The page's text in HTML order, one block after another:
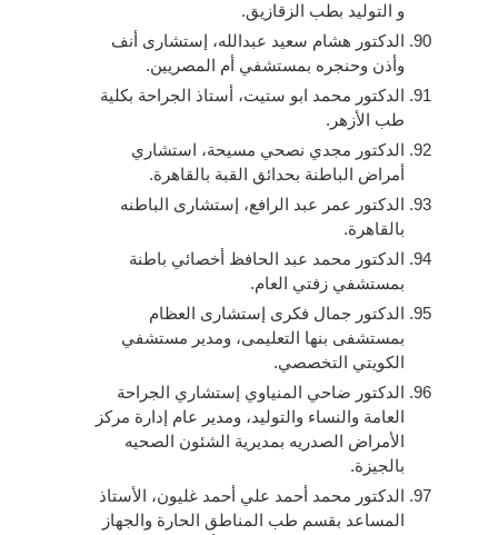
و التوليد بطب الزقازيق.
الدكتور هشام سعيد عبدالله، إستشارى أنف
وأذن وحنجره بمستشفي أم المصريين.
الدكتور محمد ابو ستيت، أستاذ الجراحة بكلية
طب الأزهر.
الدكتور مجدي نصحي مسيحة، استشاري
أمراض الباطنة بحدائق القبة بالقاهرة.
الدكتور عمر عبد الرافع، إستشارى الباطنه
بالقاهرة.
الدكتور محمد عبد الحافظ أخصائي باطنة
بمستشفي زفتي العام.
الدكتور جمال فكرى إستشارى العظام
بمستشفى بنها التعليمى، ومدير مستشفي
الكويتي التخصصي.
الدكتور ضاحي المنياوي إستشاري الجراحة
العامة والنساء والتوليد، ومدير عام إدارة مركز
الأمراض الصدريه بمديرية الشئون الصحيه
بالجيزة.
الدكتور محمد أحمد علي أحمد غليون، الأستاذ
المساعد بقسم طب المناطق الحارة والجهاز